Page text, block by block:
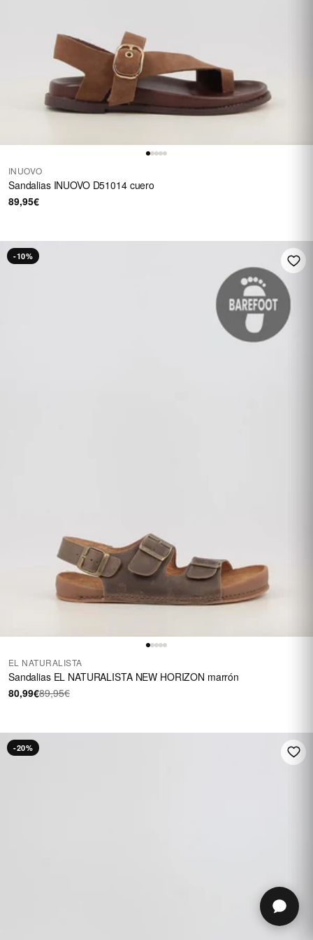
INUOVO
Sandalias INUOVO D51014 cuero
89,95€
-10%
EL NATURALISTA
Sandalias EL NATURALISTA NEW HORIZON marrón
80,99€89,95€
-20%